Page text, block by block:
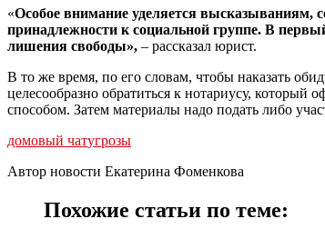
«Особое внимание уделяется высказываниям,
принадлежности к социальной группе. В
лишения свободы», – рассказал юрист.
В то же время, по его словам, чтобы наказать
целесообразно обратиться к нотариусу,
способом. Затем материалы надо подать либо
домовый чатугрозы
Автор новости Екатерина Фоменкова
Похожие статьи по теме: